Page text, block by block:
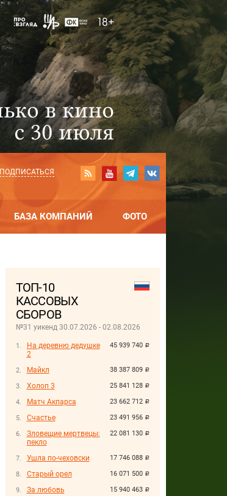
ПОДПИСАТЬСЯ
БАЗА КОМПАНИЙ ФОТО
ТОП-10
КАССОВЫХ
СБОРОВ
№31 уикенд 30.07.2026 - 02.08.2026
45 939 740 руб.
На деревню дедушке
2
38 387 809 руб.
Майкл
25 841 128 руб.
Холоп 3
23 662 712 руб.
Матч Акпарса
23 491 956 руб.
Счастье
22 081 130 руб.
Зловещие мертвецы:
пекло
17 746 088 руб.
Ушла по-чеховски
16 071 500 руб.
Старый орел
15 940 463 руб.
За любовь